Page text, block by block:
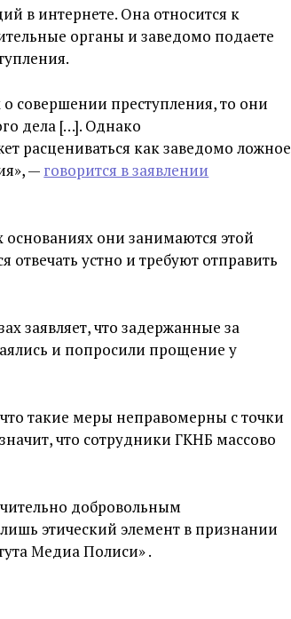
в интернете. Она относится к
органы и заведомо подаете
совершении преступления, то они
дела […]. Однако
расцениваться как заведомо ложное
— говорится в заявлении
они занимаются этой
отвечать устно и требуют отправить
заявляет, что задержанные за
и попросили прощение у
такие меры неправомерны с точки
что сотрудники ГКНБ массово
добровольным
этический элемент в признании
Медиа Полиси» .